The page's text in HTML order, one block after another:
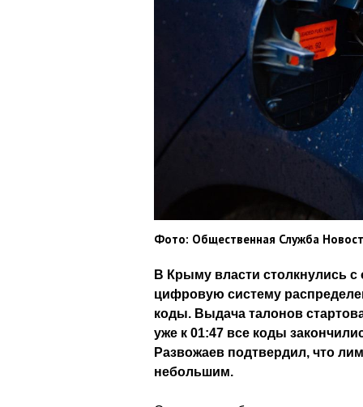
Фото: Общественная Служба
В Крыму власти столкнулись
цифровую систему
коды. Выдача талонов
уже к 01:47 все коды
Развожаев подтвердил, что
небольшим.